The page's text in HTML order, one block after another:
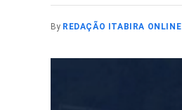
By REDAÇÃO ITABIRA ONLINE